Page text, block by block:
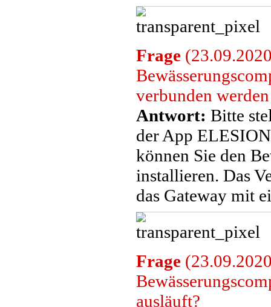
Frage
verbunden
Antwort: Bitte
der App
können Sie den
installieren. Das
das Gateway mit
Frage
ausläuft?